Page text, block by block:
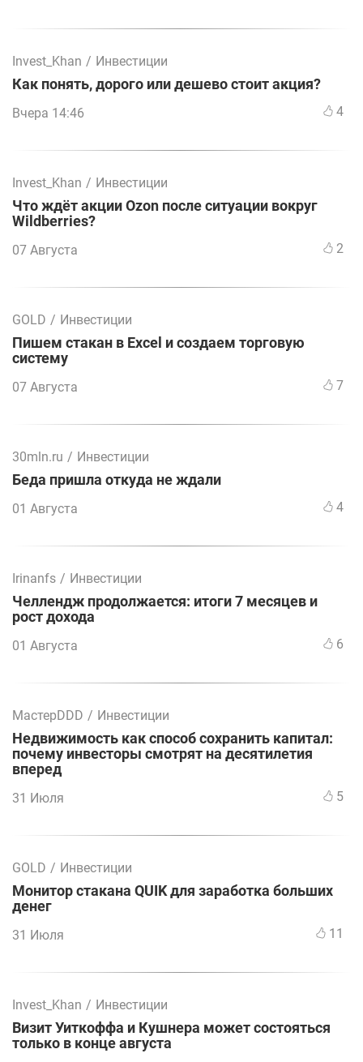
Invest_Khan / Инвестиции
Как понять, дорого или дешево стоит акция?
Вчера 14:46 4
Invest_Khan / Инвестиции
Что ждёт акции Ozon после ситуации вокруг
Wildberries?
07 Августа 2
GOLD / Инвестиции
Пишем стакан в Excel и создаем торговую
систему
07 Августа 7
30mln.ru / Инвестиции
Беда пришла откуда не ждали
01 Августа 4
Irinanfs / Инвестиции
Челлендж продолжается: итоги 7 месяцев и
рост дохода
01 Августа 6
МастерDDD / Инвестиции
Недвижимость как способ сохранить капитал:
почему инвесторы смотрят на десятилетия
вперед
31 Июля 5
GOLD / Инвестиции
Монитор стакана QUIK для заработка больших
денег
31 Июля 11
Invest_Khan / Инвестиции
Визит Уиткоффа и Кушнера может состояться
только в конце августа